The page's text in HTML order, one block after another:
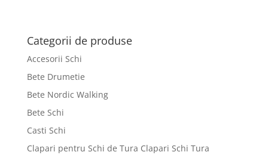
Categorii de produse
Accesorii Schi
Bete Drumetie
Bete Nordic Walking
Bete Schi
Casti Schi
Clapari pentru Schi de Tura Clapari Schi Tura